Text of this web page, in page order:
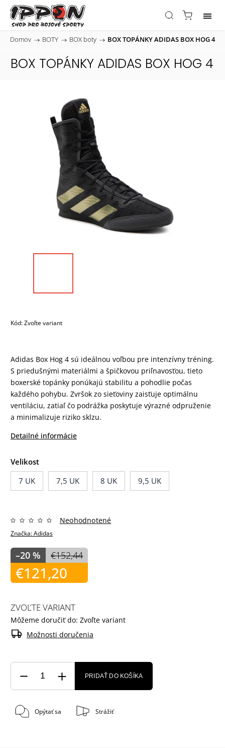
Domov / BOTY / BOX boty / BOX TOPÁNKY ADIDAS BOX HOG 4
BOX TOPÁNKY ADIDAS BOX HOG 4
Kód:Zvoľte variant
Adidas Box Hog 4 sú ideálnou voľbou pre intenzívny tréning.
S priedušnými materiálmi a špičkovou priľnavosťou, tieto
boxerské topánky ponúkajú stabilitu a pohodlie počas
každého pohybu. Zvršok zo sieťoviny zaisťuje optimálnu
ventiláciu, zatiaľ čo podrážka poskytuje výrazné odpruženie
a minimalizuje riziko sklzu.
Detailné informácie
Velikost
7 UK
7,5 UK 8 UK 9,5 UK
Značka:Adidas
Neohodnotené
€152,44
–20 %
€121,20
ZVOĽTE VARIANT
Môžeme doručiť do: Zvoľte variant
Možnosti doručenia
PRIDAŤ DO KOŠÍKA
Opýtať sa Strážiť